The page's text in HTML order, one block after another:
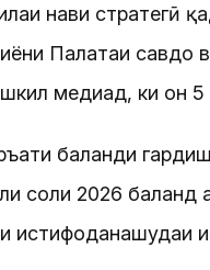
нави стратегӣ
Палатаи савдо
медиҳад, ки он
баланди
соли 2026 баланд